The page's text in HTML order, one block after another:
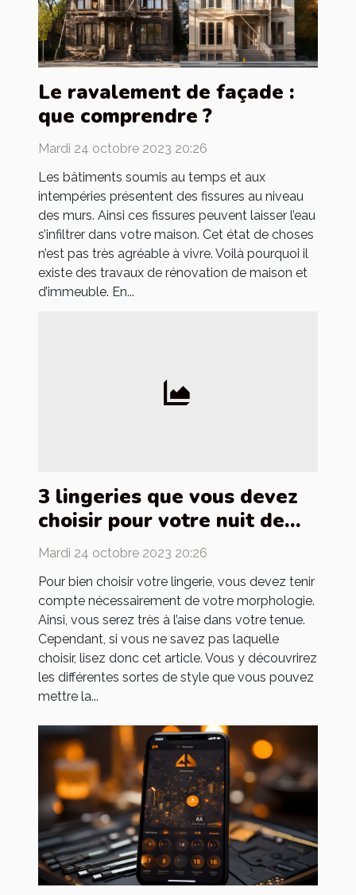
Le ravalement de façade :
que comprendre ?
Mardi 24 octobre 2023 20:26
Les bâtiments soumis au temps et aux
intempéries présentent des fissures au niveau
des murs. Ainsi ces fissures peuvent laisser l’eau
s’infiltrer dans votre maison. Cet état de choses
n’est pas très agréable à vivre. Voilà pourquoi il
existe des travaux de rénovation de maison et
d’immeuble. En...
3 lingeries que vous devez
choisir pour votre nuit de
noces
Mardi 24 octobre 2023 20:26
Pour bien choisir votre lingerie, vous devez tenir
compte nécessairement de votre morphologie.
Ainsi, vous serez très à l’aise dans votre tenue.
Cependant, si vous ne savez pas laquelle
choisir, lisez donc cet article. Vous y découvrirez
les différentes sortes de style que vous pouvez
mettre la...